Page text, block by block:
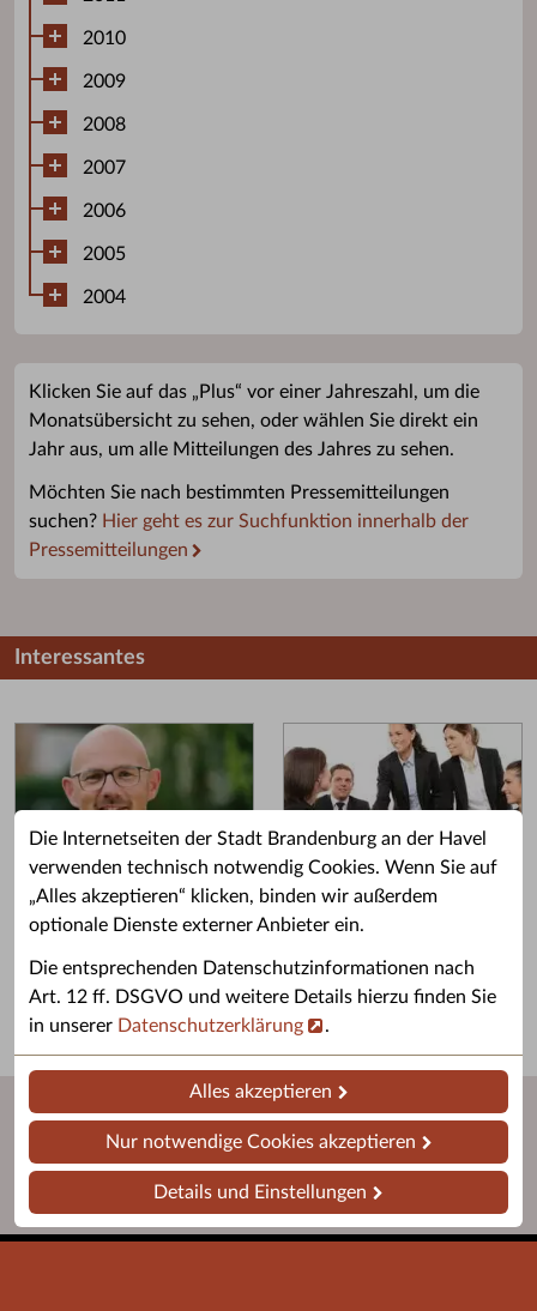
Die Internetseiten der Stadt Brandenburg an der Havel
verwenden technisch notwendig Cookies. Wenn Sie auf
„Alles akzeptieren“ klicken, binden wir außerdem
optionale Dienste externer Anbieter ein.
Die entsprechenden Datenschutzinformationen nach
Art. 12 ff. DSGVO und weitere Details hierzu finden Sie
in unserer Datenschutzerklärung .
Alles akzeptieren
Nur notwendige Cookies akzeptieren
Details und Einstellungen
2010
2009
2008
2007
2006
2005
2004
Klicken Sie auf das „Plus“ vor einer Jahreszahl, um die
Monatsübersicht zu sehen, oder wählen Sie direkt ein
Jahr aus, um alle Mitteilungen des Jahres zu sehen.
Möchten Sie nach bestimmten Pressemitteilungen
suchen? Hier geht es zur Suchfunktion innerhalb der
Pressemitteilungen
Interessantes
Grußwort des OB